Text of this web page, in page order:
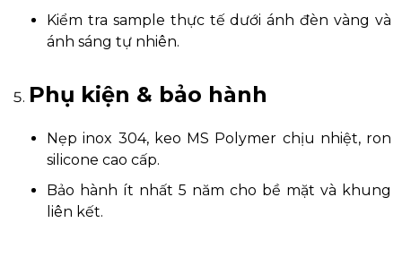
Kiểm tra sample thực tế dưới ánh đèn vàng và
ánh sáng tự nhiên.
Phụ kiện & bảo hành
Nẹp inox 304, keo MS Polymer chịu nhiệt, ron
silicone cao cấp.
Bảo hành ít nhất 5 năm cho bề mặt và khung
liên kết.